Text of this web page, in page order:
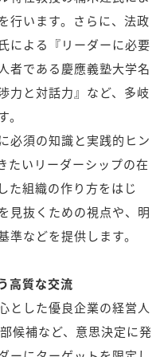
行います。さらに、法政
による『リーダーに必要
者である慶應義塾大学名
力と対話力』など、多岐
。
必須の知識と実践的ヒン
たいリーダーシップの在
た組織の作り方をはじ
見抜くための視点や、明
準などを提供します。
高質な交流
とした優良企業の経営人
候補など、意思決定に発